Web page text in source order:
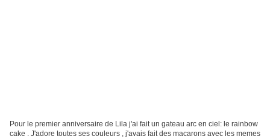
Pour le premier anniversaire de Lila j'ai fait un gateau arc en ciel: le rainbow
cake . J'adore toutes ses couleurs , j'avais fait des macarons avec les memes